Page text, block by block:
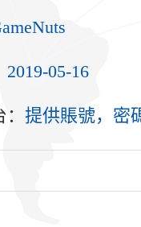
2019-05-16
提供賬號，密